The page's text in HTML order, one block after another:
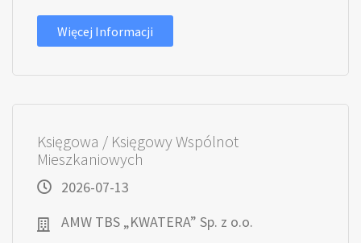
Więcej Informacji
Księgowa / Księgowy Wspólnot
Mieszkaniowych
2026-07-13
AMW TBS „KWATERA” Sp. z o.o.